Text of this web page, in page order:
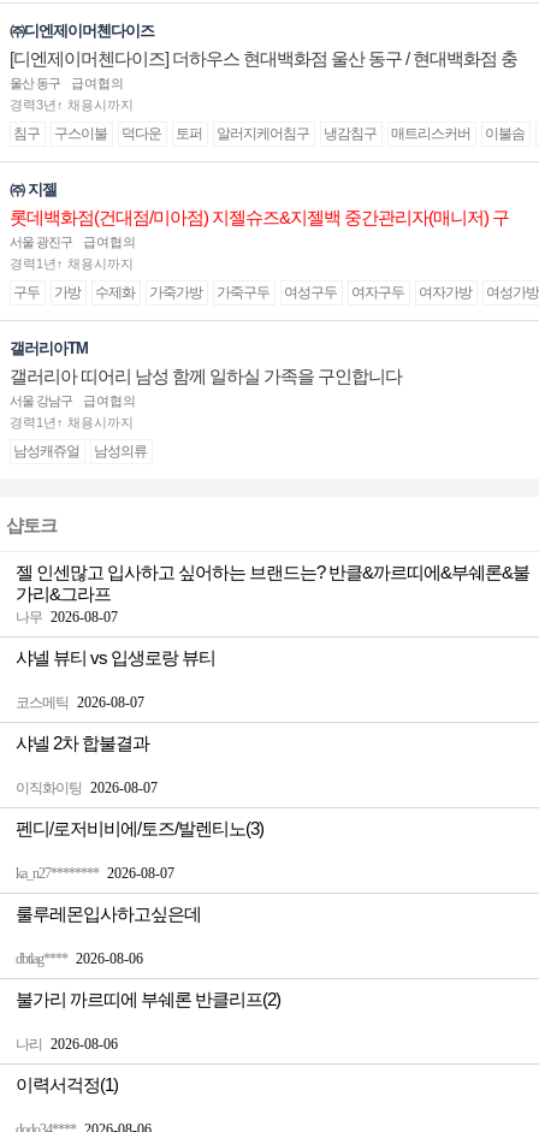
㈜디엔제이머첸다이즈
[디엔제이머첸다이즈] 더하우스 현대백화점 울산 동구 / 현대백화점 충
청 매장 판매직(매니저) 채용
울산 동구
급여협의
경력3년↑ 채용시까지
침구 구스이불 덕다운 토퍼 알러지케어침구 냉감침구 매트리스커버 이불솜
㈜ 지젤
롯데백화점(건대점/미아점) 지젤슈즈&지젤백 중간관리자(매니저) 구
인합니다
서울 광진구
급여협의
경력1년↑ 채용시까지
구두 가방 수제화 가죽가방 가죽구두 여성구두 여자구두 여자가방 여성가방
갤러리아TM
갤러리아 띠어리 남성 함께 일하실 가족을 구인합니다
서울 강남구
급여협의
경력1년↑ 채용시까지
남성캐쥬얼 남성의류
샵토크
나무 2026-08-07
젤 인센많고 입사하고 싶어하는 브랜드는? 반클&까르띠에&부쉐론&불
가리&그라프
코스메틱 2026-08-07
샤넬 뷰티 vs 입생로랑 뷰티
이직화이팅 2026-08-07
샤넬 2차 합불결과
ka_n27******** 2026-08-07
펜디/로저비비에/토즈/발렌티노(3)
dbtlag**** 2026-08-06
룰루레몬입사하고싶은데
나리 2026-08-06
불가리 까르띠에 부쉐론 반클리프(2)
이력서걱정(1)